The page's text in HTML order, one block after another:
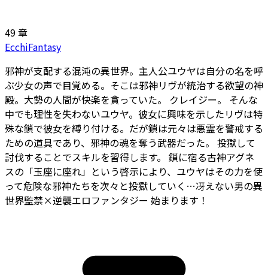
49 章
EcchiFantasy
邪神が支配する混沌の異世界。主人公ユウヤは自分の名を呼
ぶ少女の声で目覚める。そこは邪神リヴが統治する欲望の神
殿。大勢の人間が快楽を貪っていた。 クレイジー。 そんな
中でも理性を失わないユウヤ。彼女に興味を示したリヴは特
殊な鎖で彼女を縛り付ける。だが鎖は元々は悪霊を警戒する
ための道具であり、邪神の魂を奪う武器だった。 投獄して
討伐することでスキルを習得します。 鎖に宿る古神アグネ
スの「玉座に座れ」という啓示により、ユウヤはその力を使
って危険な邪神たちを次々と投獄していく…冴えない男の異
世界監禁×逆襲エロファンタジー 始まります！